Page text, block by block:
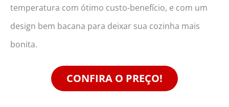
temperatura com ótimo custo-benefício, e com um
design bem bacana para deixar sua cozinha mais
bonita.
CONFIRA O PREÇO!